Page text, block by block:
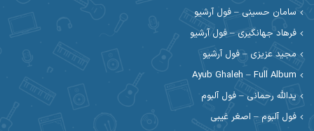
احمد صحراییان
احمد نازدار احمد نوریان
احمدرضا امرایی
ارسلان منصوری ارسی بند
سامان حسینی – فول آرشیو
فرهاد جهانگیری – فول آرشیو
مجید عزیزی – فول آرشیو
Ayub Ghaleh – Full Album
یدالله رحمانی – فول آلبوم
فول آلبوم – اصغر غیبی